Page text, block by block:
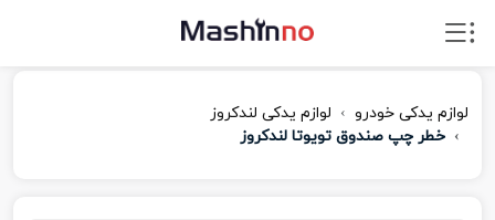
لوازم یدکی خودرو
لوازم یدکی لندکروز
خطر چپ صندوق تویوتا لندکروز